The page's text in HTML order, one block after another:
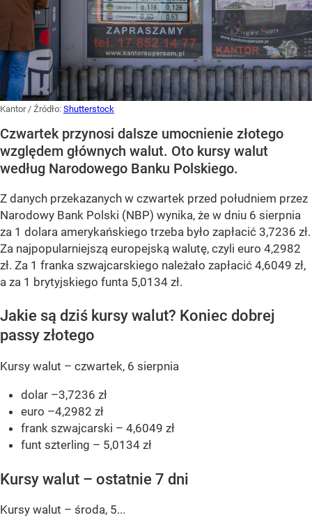
Kantor / Źródło: Shutterstock
Czwartek przynosi dalsze umocnienie złotego
względem głównych walut. Oto kursy walut
według Narodowego Banku Polskiego.
Z danych przekazanych w czwartek przed południem przez
Narodowy Bank Polski (NBP) wynika, że w dniu 6 sierpnia
za 1 dolara amerykańskiego trzeba było zapłacić 3,7236 zł.
Za najpopularniejszą europejską walutę, czyli euro 4,2982
zł. Za 1 franka szwajcarskiego należało zapłacić 4,6049 zł,
a za 1 brytyjskiego funta 5,0134 zł.
Jakie są dziś kursy walut? Koniec dobrej
passy złotego
Kursy walut – czwartek, 6 sierpnia
dolar –3,7236 zł
euro –4,2982 zł
frank szwajcarski – 4,6049 zł
funt szterling – 5,0134 zł
Kursy walut – ostatnie 7 dni
Kursy walut – środa, 5...